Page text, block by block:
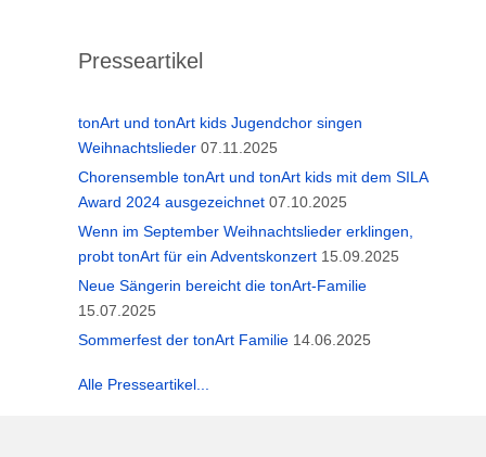
Presseartikel
tonArt und tonArt kids Jugendchor singen
Weihnachtslieder 07.11.2025
Chorensemble tonArt und tonArt kids mit dem SILA
Award 2024 ausgezeichnet 07.10.2025
Wenn im September Weihnachtslieder erklingen,
probt tonArt für ein Adventskonzert 15.09.2025
Neue Sängerin bereicht die tonArt-Familie
15.07.2025
Sommerfest der tonArt Familie 14.06.2025
Alle Presseartikel...